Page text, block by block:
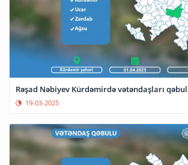
Rəşad Nəbiyev Kürdəmirdə vətəndaşları
19-03-2025